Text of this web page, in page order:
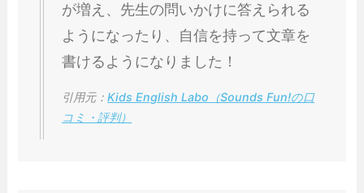
が増え、先生の問いかけに答えられる
ようになったり、自信を持って文章を
書けるようになりました！
引用元：Kids English Labo（Sounds Fun!の口
コミ・評判）